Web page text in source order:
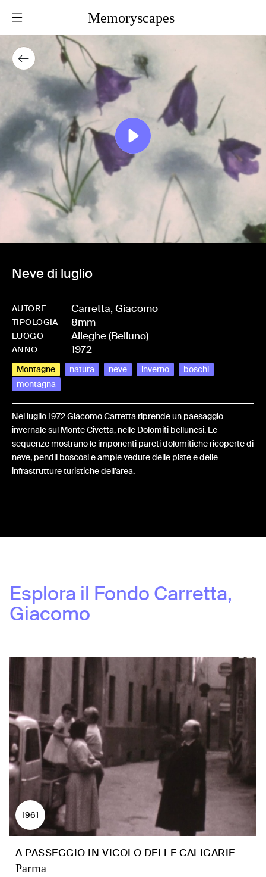
Memoryscapes
Neve di luglio
AUTORE Carretta, Giacomo
TIPOLOGIA 8mm
LUOGO Alleghe (Belluno)
ANNO 1972
Montagne natura neve inverno
boschi
montagna
Nel luglio 1972 Giacomo Carretta riprende un paesaggio
invernale sul Monte Civetta, nelle Dolomiti bellunesi. Le
sequenze mostrano le imponenti pareti dolomitiche ricoperte di
neve, pendii boscosi e ampie vedute delle piste e delle
infrastrutture turistiche dell’area.
Esplora il Fondo Carretta,
Giacomo
1961
A PASSEGGIO IN VICOLO DELLE CALIGARIE
Parma